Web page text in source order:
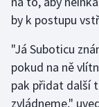
Rychlobruslení
Short track
Sportovní
by k postupu
"Já Suboticu
pokud na ně
pak přidat další
zvládneme,"